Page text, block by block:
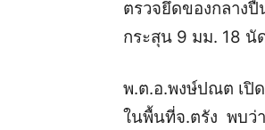
ตรวจยึดของกลาง
กระสุน 9 มม. 18 นั
พ.ต.อ.พงษ์ปณต เปิ
ในพื้นที่จ.ตรัง พบว่